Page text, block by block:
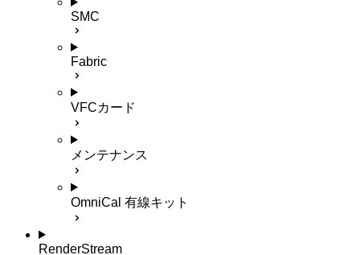
SMC
Fabric
VFCカード
メンテナンス
OmniCal 有線キット
RenderStream